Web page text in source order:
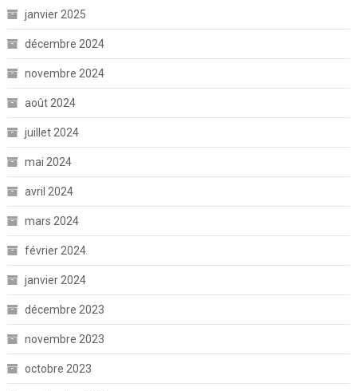
janvier 2025
décembre 2024
novembre 2024
août 2024
juillet 2024
mai 2024
avril 2024
mars 2024
février 2024
janvier 2024
décembre 2023
novembre 2023
octobre 2023